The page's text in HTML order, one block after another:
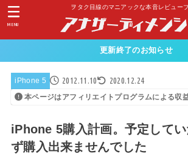
ヲタク目線のマニアックな本音レビュー
MENU
更新終了のお知らせ
iPhone 5 2012.11.10 2020.12.24
本ページはアフィリエイトプログラムによる収
iPhone 5購入計画。予定して
ず購入出来ませんでした